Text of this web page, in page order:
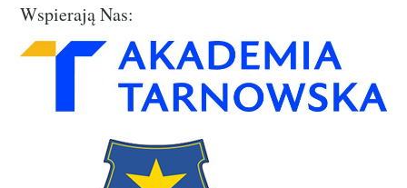
Wspierają Nas: